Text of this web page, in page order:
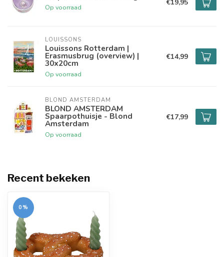
Op voorraad
€19,95
LOUISSONS
Louissons Rotterdam |
Erasmusbrug (overview) |
30x20cm
Op voorraad
€14,99
BLOND AMSTERDAM
BLOND AMSTERDAM
Spaarpothuisje - Blond
Amsterdam
Op voorraad
€17,99
Recent bekeken
0%